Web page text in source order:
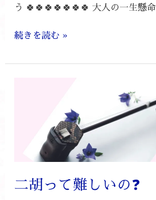
う 🍀🍀🍀🍀🍀🍀🍀 大人の一生懸命
続きを読む »
二胡って難しいの❓
の